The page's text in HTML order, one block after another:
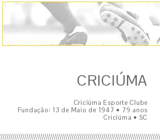
CRICIÚMA
Criciúma Esporte Clube
Fundação: 13 de Maio de 1947 • 79 anos
Criciúma • SC